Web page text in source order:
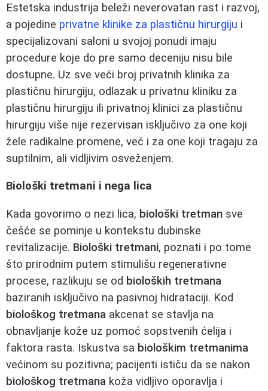
Estetska industrija beleži neverovatan rast i razvoj,
a pojedine privatne klinike za plastičnu hirurgiju i
specijalizovani saloni u svojoj ponudi imaju
procedure koje do pre samo deceniju nisu bile
dostupne. Uz sve veći broj privatnih klinika za
plastičnu hirurgiju, odlazak u privatnu kliniku za
plastičnu hirurgiju ili privatnoj klinici za plastičnu
hirurgiju više nije rezervisan isključivo za one koji
žele radikalne promene, već i za one koji tragaju za
suptilnim, ali vidljivim osveženjem.
Biološki tretmani i nega lica
Kada govorimo o nezi lica, biološki tretman sve
češće se pominje u kontekstu dubinske
revitalizacije. Biološki tretmani, poznati i po tome
što prirodnim putem stimulišu regenerativne
procese, razlikuju se od bioloških tretmana
baziranih isključivo na pasivnoj hidrataciji. Kod
biološkog tretmana akcenat se stavlja na
obnavljanje kože uz pomoć sopstvenih ćelija i
faktora rasta. Iskustva sa biološkim tretmanima
većinom su pozitivna; pacijenti ističu da se nakon
biološkog tretmana koža vidljivo oporavlja i